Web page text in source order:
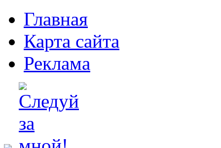
Главная
Карта сайта
Реклама